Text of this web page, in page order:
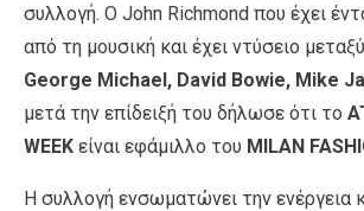
συλλογή. Ο John Richmond που έχει
από τη μουσική και έχει ντύσειο
George Michael, David Bowie, Mike
μετά την επίδειξή του δήλωσε ότι το
WEEK είναι εφάμιλλο του MILAN
H συλλογή ενσωματώνει την ενέργεια